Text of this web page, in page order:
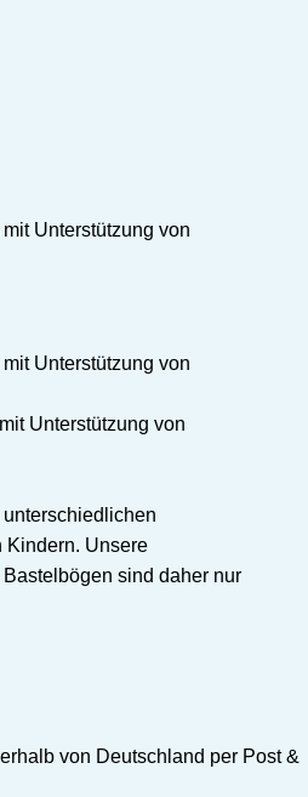
Unterstützung von
Unterstützung von
Unterstützung von
Kindern. Unsere
sind daher nur
von Deutschland per Post &